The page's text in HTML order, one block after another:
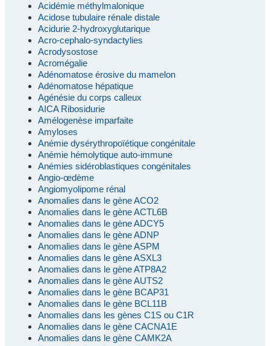
Acidémie méthylmalonique
Acidose tubulaire rénale distale
Acidurie 2-hydroxyglutarique
Acro-cephalo-syndactylies
Acrodysostose
Acromégalie
Adénomatose érosive du mamelon
Adénomatose hépatique
Agénésie du corps calleux
AICA Ribosidurie
Amélogenèse imparfaite
Amyloses
Anémie dysérythropoïétique congénitale
Anémie hémolytique auto-immune
Anémies sidéroblastiques congénitales
Angio-œdème
Angiomyolipome rénal
Anomalies dans le gène ACO2
Anomalies dans le gène ACTL6B
Anomalies dans le gène ADCY5
Anomalies dans le gène ADNP
Anomalies dans le gène ASPM
Anomalies dans le gène ASXL3
Anomalies dans le gène ATP8A2
Anomalies dans le gène AUTS2
Anomalies dans le gène BCAP31
Anomalies dans le gène BCL11B
Anomalies dans les gènes C1S ou C1R
Anomalies dans le gène CACNA1E
Anomalies dans le gène CAMK2A